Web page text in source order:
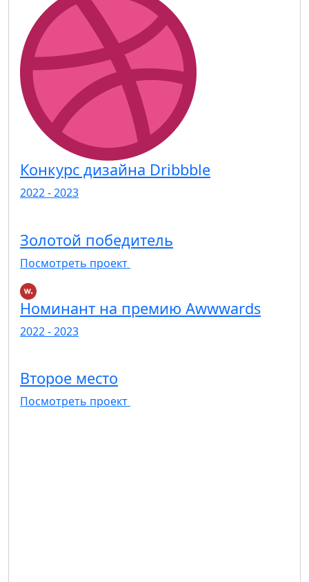
Конкурс дизайна Dribbble
2022 - 2023
Золотой победитель
Посмотреть проект
Номинант на премию Awwwards
2022 - 2023
Второе место
Посмотреть проект